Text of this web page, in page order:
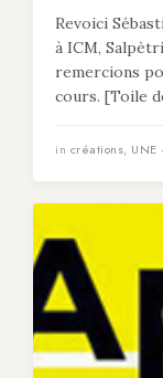
Revoici
à ICM,
remercions
cours. [Toile
in créations, UNE